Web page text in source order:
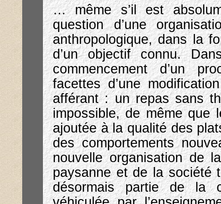
… même s’il est
question d’une
anthropologique, dans la
d’un objectif connu.
commencement d’un
facettes d’une
afférant : un repas sans
impossible, de même que
ajoutée à la qualité des
des comportements
nouvelle organisation de
paysanne et de la société
désormais partie de la